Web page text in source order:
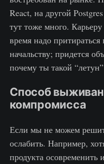
React, на другой
тут тоже много.
время надо
начальству; придется
почему ты такой “летун”
Способ
компромисса
Если мы не можем
ослабить. Например,
продукта осовременить